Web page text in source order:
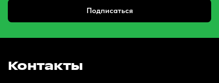
Подписаться
Контакты